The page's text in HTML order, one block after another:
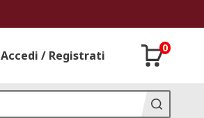
Accedi / Registrati
0